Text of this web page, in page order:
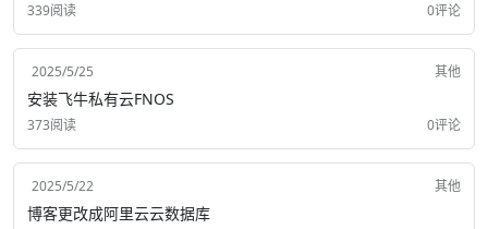
339阅读 0评论
2025/5/25 其他
安装飞牛私有云FNOS
373阅读 0评论
2025/5/22 其他
博客更改成阿里云云数据库